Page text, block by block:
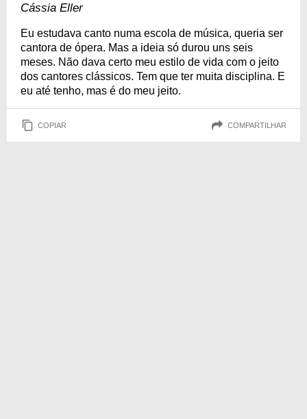
Cássia Eller
Eu estudava canto numa escola de música, queria ser
cantora de ópera. Mas a ideia só durou uns seis
meses. Não dava certo meu estilo de vida com o jeito
dos cantores clássicos. Tem que ter muita disciplina. E
eu até tenho, mas é do meu jeito.
COPIAR COMPARTILHAR